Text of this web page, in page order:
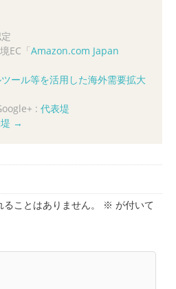
EC「Amazon.com Japan
ール等を活用した海外需要拡大
: 代表堤
→
ことはありません。 ※ が付いて